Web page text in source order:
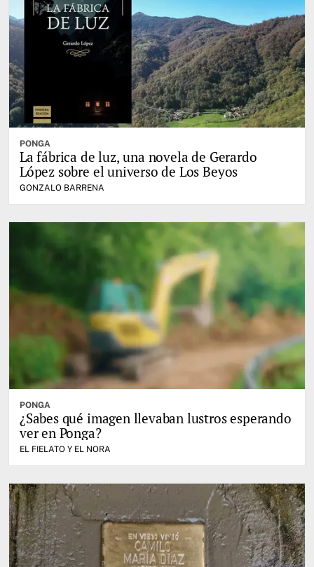
PONGA
La fábrica de luz, una novela de Gerardo
López sobre el universo de Los Beyos
GONZALO BARRENA
PONGA
¿Sabes qué imagen llevaban lustros esperando
ver en Ponga?
EL FIELATO Y EL NORA